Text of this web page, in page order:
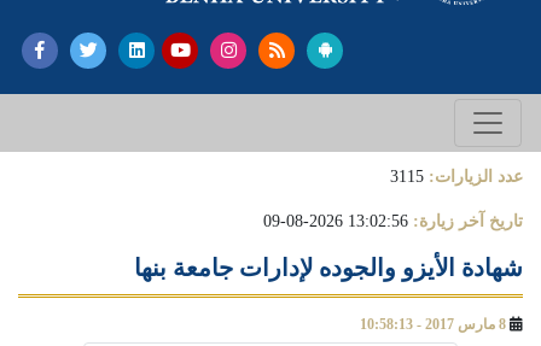
عدد الزيارات: 3115
تاريخ آخر زيارة: 13:02:56 2026-08-09
شهادة الأيزو والجوده لإدارات جامعة بنها